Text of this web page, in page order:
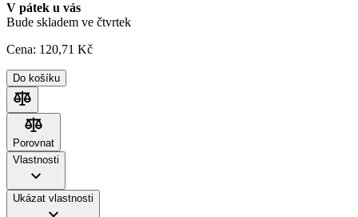
V pátek u vás
Bude skladem ve čtvrtek
Cena: 120,71 Kč
Do košíku
Porovnat
Porovnat
Vlastnosti
Ukázat vlastnosti